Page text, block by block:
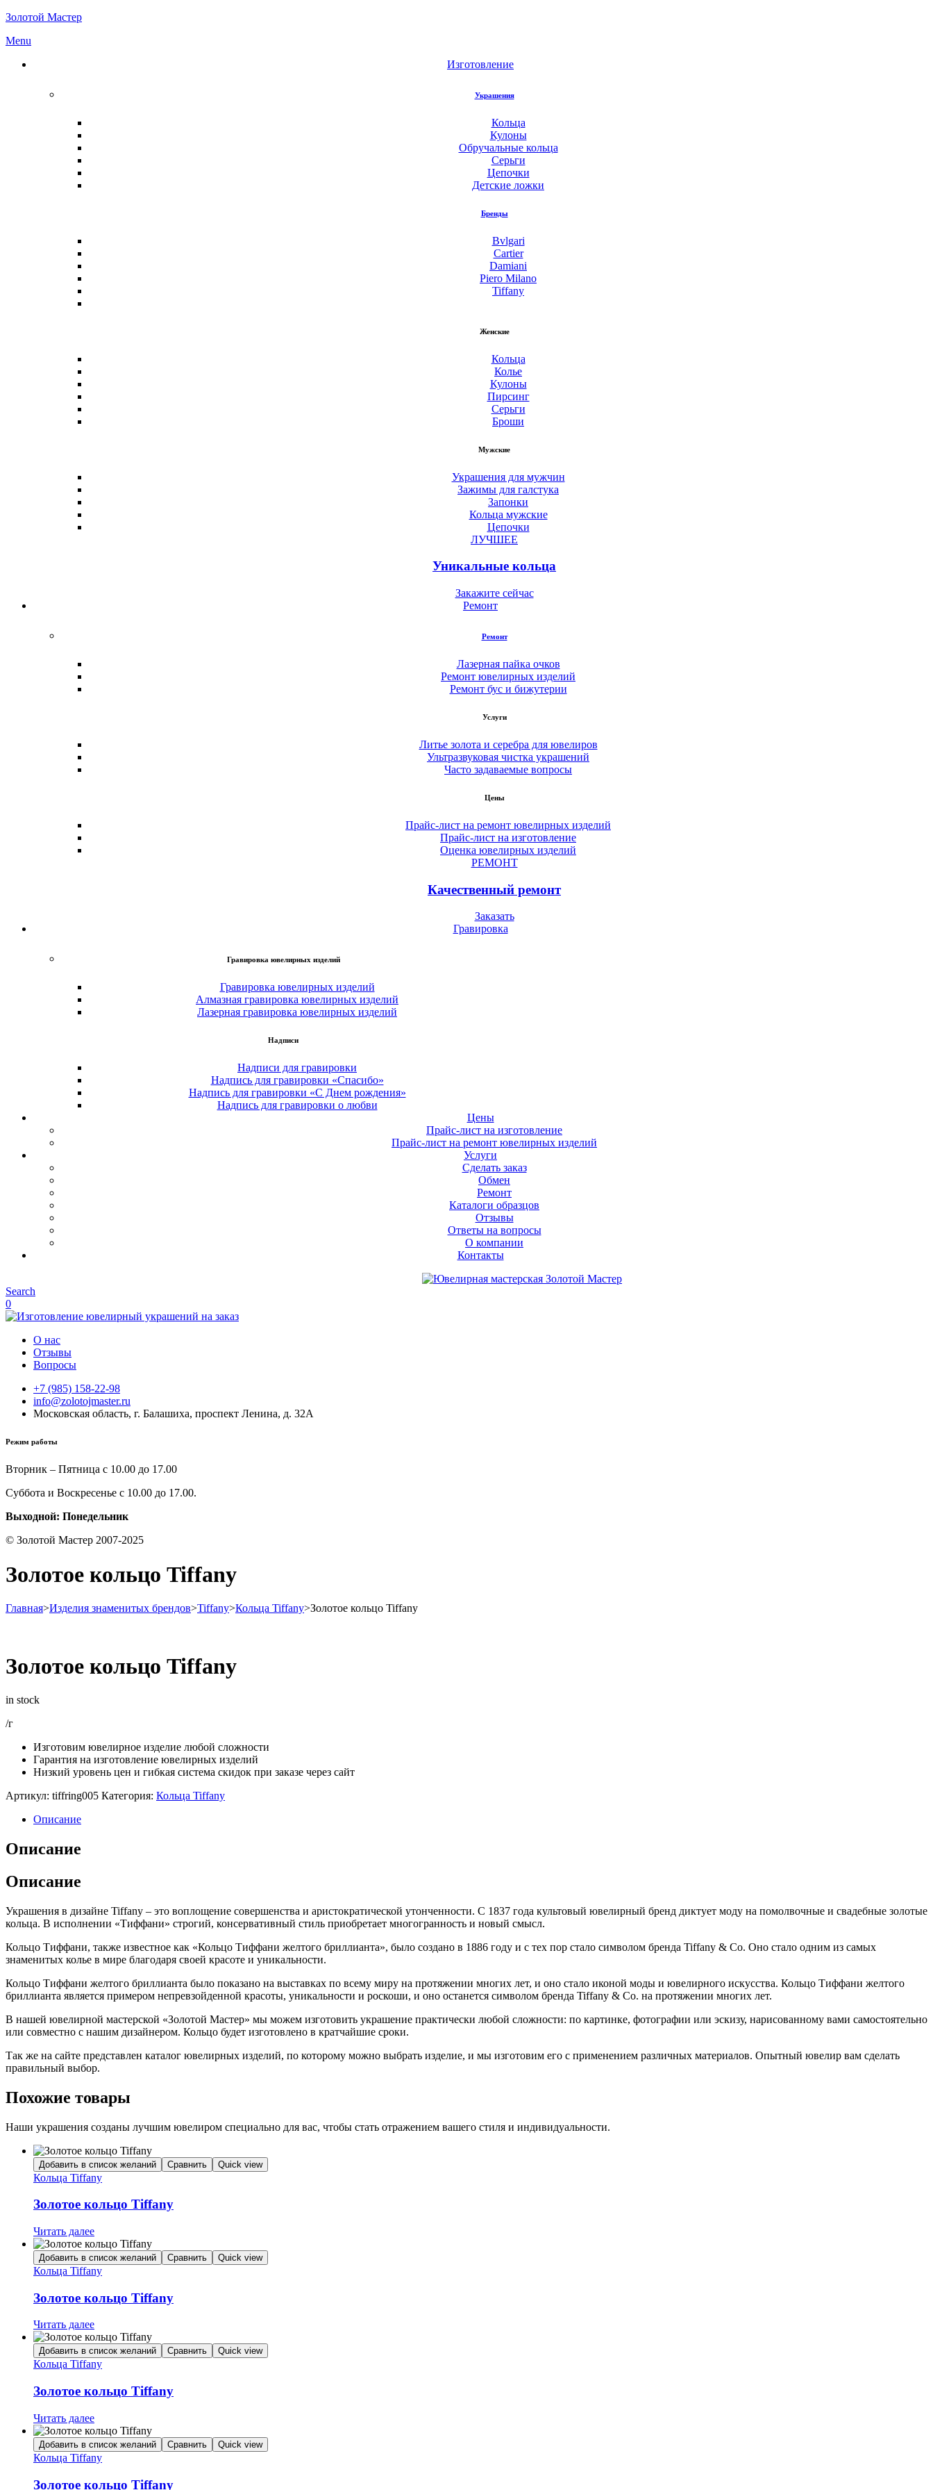
Золотой Мастер
Menu
Изготовление
Украшения
Кольца
Кулоны
Обручальные кольца
Серьги
Цепочки
Детские ложки
Бренды
Bvlgari
Cartier
Damiani
Piero Milano
Tiffany
Женские
Кольца
Колье
Кулоны
Пирсинг
Серьги
Броши
Мужские
Украшения для мужчин
Зажимы для галстука
Запонки
Кольца мужские
Цепочки
ЛУЧШЕЕ
Уникальные кольца
Закажите сейчас
Ремонт
Ремонт
Лазерная пайка очков
Ремонт ювелирных изделий
Ремонт бус и бижутерии
Услуги
Литье золота и серебра для ювелиров
Ультразвуковая чистка украшений
Часто задаваемые вопросы
Цены
Прайс-лист на ремонт ювелирных изделий
Прайс-лист на изготовление
Оценка ювелирных изделий
РЕМОНТ
Качественный ремонт
Заказать
Гравировка
Гравировка ювелирных изделий
Гравировка ювелирных изделий
Алмазная гравировка ювелирных изделий
Лазерная гравировка ювелирных изделий
Надписи
Надписи для гравировки
Надпись для гравировки «Спасибо»
Надпись для гравировки «С Днем рождения»
Надпись для гравировки о любви
Цены
Прайс-лист на изготовление
Прайс-лист на ремонт ювелирных изделий
Услуги
Сделать заказ
Обмен
Ремонт
Каталоги образцов
Отзывы
Ответы на вопросы
О компании
Контакты
Search
0
О нас
Отзывы
Вопросы
+7 (985) 158-22-98
info@zolotojmaster.ru
Московская область, г. Балашиха, проспект Ленина, д. 32А
Режим работы
Вторник – Пятница с 10.00 до 17.00
Суббота и Воскресенье с 10.00 до 17.00.
Выходной: Понедельник
© Золотой Мастер 2007-2025
Золотое кольцо Tiffany
Главная>Изделия знаменитых брендов>Tiffany>Кольца Tiffany>Золотое кольцо Tiffany
Золотое кольцо Tiffany
in stock
/г
Изготовим ювелирное изделие любой сложности
Гарантия на изготовление ювелирных изделий
Низкий уровень цен и гибкая система скидок при заказе через сайт
Артикул: tiffring005 Категория: Кольца Tiffany
Описание
Описание
Описание
Украшения в дизайне Tiffany – это воплощение совершенства и аристократической утонченности. С 1837 года культовый ювелирный бренд диктует моду на помолвочные и свадебные золотые
кольца. В исполнении «Тиффани» строгий, консервативный стиль приобретает многогранность и новый смысл.
Кольцо Тиффани, также известное как «Кольцо Тиффани желтого бриллианта», было создано в 1886 году и с тех пор стало символом бренда Tiffany & Co. Оно стало одним из самых
знаменитых колье в мире благодаря своей красоте и уникальности.
Кольцо Тиффани желтого бриллианта было показано на выставках по всему миру на протяжении многих лет, и оно стало иконой моды и ювелирного искусства. Кольцо Тиффани желтого
бриллианта является примером непревзойденной красоты, уникальности и роскоши, и оно останется символом бренда Tiffany & Co. на протяжении многих лет.
В нашей ювелирной мастерской «Золотой Мастер» мы можем изготовить украшение практически любой сложности: по картинке, фотографии или эскизу, нарисованному вами самостоятельно
или совместно с нашим дизайнером. Кольцо будет изготовлено в кратчайшие сроки.
Так же на сайте представлен каталог ювелирных изделий, по которому можно выбрать изделие, и мы изготовим его с применением различных материалов. Опытный ювелир вам сделать
правильный выбор.
Похожие товары
Наши украшения созданы лучшим ювелиром специально для вас, чтобы стать отражением вашего стиля и индивидуальности.
Добавить в список желаний Сравнить Quick view
Кольца Tiffany
Золотое кольцо Tiffany
Читать далее
Добавить в список желаний Сравнить Quick view
Кольца Tiffany
Золотое кольцо Tiffany
Читать далее
Добавить в список желаний Сравнить Quick view
Кольца Tiffany
Золотое кольцо Tiffany
Читать далее
Добавить в список желаний Сравнить Quick view
Кольца Tiffany
Золотое кольцо Tiffany